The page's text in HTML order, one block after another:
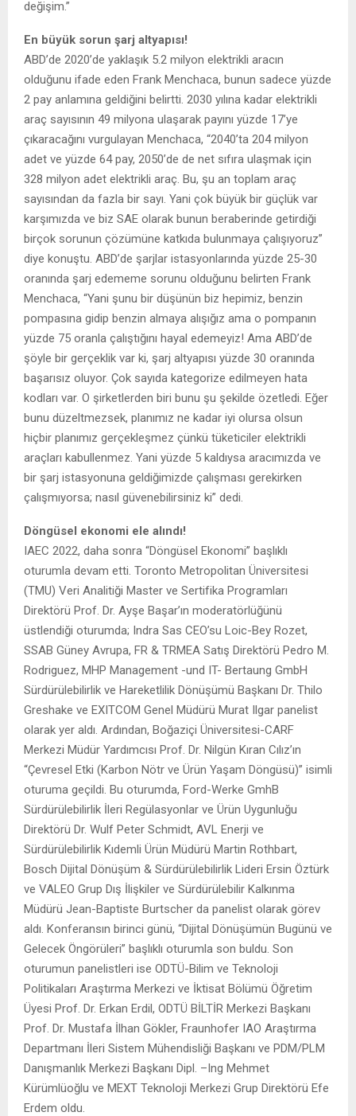
değişim.”
En büyük sorun şarj altyapısı!
ABD’de 2020’de yaklaşık 5.2 milyon elektrikli aracın
olduğunu ifade eden Frank Menchaca, bunun sadece yüzde
2 pay anlamına geldiğini belirtti. 2030 yılına kadar elektrikli
araç sayısının 49 milyona ulaşarak payını yüzde 17’ye
çıkaracağını vurgulayan Menchaca, “2040’ta 204 milyon
adet ve yüzde 64 pay, 2050’de de net sıfıra ulaşmak için
328 milyon adet elektrikli araç. Bu, şu an toplam araç
sayısından da fazla bir sayı. Yani çok büyük bir güçlük var
karşımızda ve biz SAE olarak bunun beraberinde getirdiği
birçok sorunun çözümüne katkıda bulunmaya çalışıyoruz”
diye konuştu. ABD’de şarjlar istasyonlarında yüzde 25-30
oranında şarj edememe sorunu olduğunu belirten Frank
Menchaca, “Yani şunu bir düşünün biz hepimiz, benzin
pompasına gidip benzin almaya alışığız ama o pompanın
yüzde 75 oranla çalıştığını hayal edemeyiz! Ama ABD’de
şöyle bir gerçeklik var ki, şarj altyapısı yüzde 30 oranında
başarısız oluyor. Çok sayıda kategorize edilmeyen hata
kodları var. O şirketlerden biri bunu şu şekilde özetledi. Eğer
bunu düzeltmezsek, planımız ne kadar iyi olursa olsun
hiçbir planımız gerçekleşmez çünkü tüketiciler elektrikli
araçları kabullenmez. Yani yüzde 5 kaldıysa aracımızda ve
bir şarj istasyonuna geldiğimizde çalışması gerekirken
çalışmıyorsa; nasıl güvenebilirsiniz ki” dedi.
Döngüsel ekonomi ele alındı!
IAEC 2022, daha sonra “Döngüsel Ekonomi” başlıklı
oturumla devam etti. Toronto Metropolitan Üniversitesi
(TMU) Veri Analitiği Master ve Sertifika Programları
Direktörü Prof. Dr. Ayşe Başar’ın moderatörlüğünü
üstlendiği oturumda; Indra Sas CEO’su Loic-Bey Rozet,
SSAB Güney Avrupa, FR & TRMEA Satış Direktörü Pedro M.
Rodriguez, MHP Management -und IT- Bertaung GmbH
Sürdürülebilirlik ve Hareketlilik Dönüşümü Başkanı Dr. Thilo
Greshake ve EXITCOM Genel Müdürü Murat Ilgar panelist
olarak yer aldı. Ardından, Boğaziçi Üniversitesi-CARF
Merkezi Müdür Yardımcısı Prof. Dr. Nilgün Kıran Cılız’ın
“Çevresel Etki (Karbon Nötr ve Ürün Yaşam Döngüsü)” isimli
oturuma geçildi. Bu oturumda, Ford-Werke GmhB
Sürdürülebilirlik İleri Regülasyonlar ve Ürün Uygunluğu
Direktörü Dr. Wulf Peter Schmidt, AVL Enerji ve
Sürdürülebilirlik Kıdemli Ürün Müdürü Martin Rothbart,
Bosch Dijital Dönüşüm & Sürdürülebilirlik Lideri Ersin Öztürk
ve VALEO Grup Dış İlişkiler ve Sürdürülebilir Kalkınma
Müdürü Jean-Baptiste Burtscher da panelist olarak görev
aldı. Konferansın birinci günü, “Dijital Dönüşümün Bugünü ve
Gelecek Öngörüleri” başlıklı oturumla son buldu. Son
oturumun panelistleri ise ODTÜ-Bilim ve Teknoloji
Politikaları Araştırma Merkezi ve İktisat Bölümü Öğretim
Üyesi Prof. Dr. Erkan Erdil, ODTÜ BİLTİR Merkezi Başkanı
Prof. Dr. Mustafa İlhan Gökler, Fraunhofer IAO Araştırma
Departmanı İleri Sistem Mühendisliği Başkanı ve PDM/PLM
Danışmanlık Merkezi Başkanı Dipl. –Ing Mehmet
Kürümlüoğlu ve MEXT Teknoloji Merkezi Grup Direktörü Efe
Erdem oldu.